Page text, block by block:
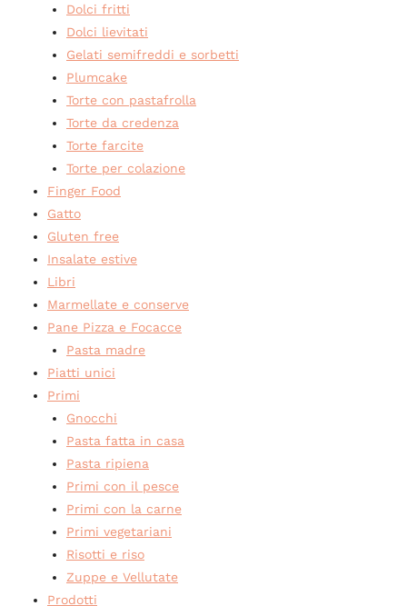
Dolci fritti
Dolci lievitati
Gelati semifreddi e sorbetti
Plumcake
Torte con pastafrolla
Torte da credenza
Torte farcite
Torte per colazione
Finger Food
Gatto
Gluten free
Insalate estive
Libri
Marmellate e conserve
Pane Pizza e Focacce
Pasta madre
Piatti unici
Primi
Gnocchi
Pasta fatta in casa
Pasta ripiena
Primi con il pesce
Primi con la carne
Primi vegetariani
Risotti e riso
Zuppe e Vellutate
Prodotti